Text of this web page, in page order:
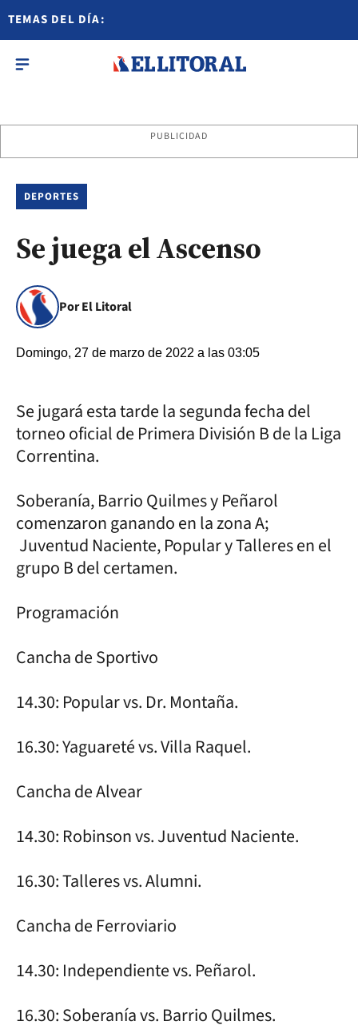
TEMAS DEL DÍA:
PUBLICIDAD
DEPORTES
Se juega el Ascenso
Por El Litoral
Domingo, 27 de marzo de 2022 a las 03:05
Se jugará esta tarde la segunda fecha del
torneo oficial de Primera División B de la Liga
Correntina.
Soberanía, Barrio Quilmes y Peñarol
comenzaron ganando en la zona A;
Juventud Naciente, Popular y Talleres en el
grupo B del certamen.
Programación
Cancha de Sportivo
14.30: Popular vs. Dr. Montaña.
16.30: Yaguareté vs. Villa Raquel.
Cancha de Alvear
14.30: Robinson vs. Juventud Naciente.
16.30: Talleres vs. Alumni.
Cancha de Ferroviario
14.30: Independiente vs. Peñarol.
16.30: Soberanía vs. Barrio Quilmes.